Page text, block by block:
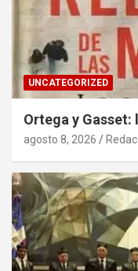
UNCATEGORIZED
Ortega y
agosto 8, 2026